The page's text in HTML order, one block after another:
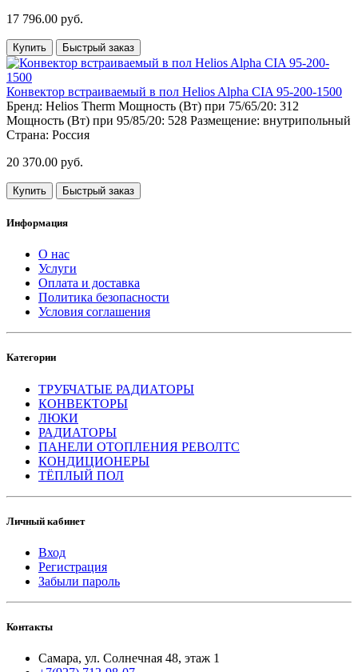
17 796.00 руб.
Купить Быстрый заказ
Конвектор встраиваемый в пол Helios Alpha CIA 95-200-1500
Бренд: Helios Therm Мощность (Вт) при 75/65/20: 312
Мощность (Вт) при 95/85/20: 528 Размещение: внутрипольный
Страна: Россия
20 370.00 руб.
Купить Быстрый заказ
Информация
О нас
Услуги
Оплата и доставка
Политика безопасности
Условия соглашения
Категории
ТРУБЧАТЫЕ РАДИАТОРЫ
КОНВЕКТОРЫ
ЛЮКИ
РАДИАТОРЫ
ПАНЕЛИ ОТОПЛЕНИЯ РЕВОЛТС
КОНДИЦИОНЕРЫ
ТЁПЛЫЙ ПОЛ
Личный кабинет
Вход
Регистрация
Забыли пароль
Контакты
Самара, ул. Солнечная 48, этаж 1